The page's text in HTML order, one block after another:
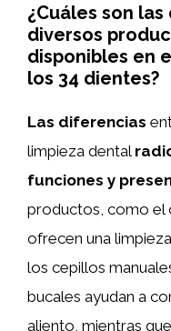
¿Cuáles son
diversos
disponibles en
los 34 dientes?
Las diferencias
limpieza dental
funciones y
productos, como el
ofrecen una
los cepillos
bucales ayudan a
aliento, mientras